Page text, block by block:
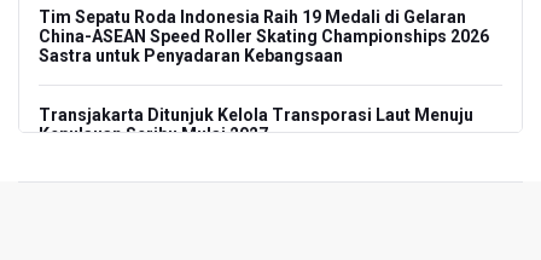
Tim Sepatu Roda Indonesia Raih 19 Medali di Gelaran
China-ASEAN Speed Roller Skating Championships 2026
Sastra untuk Penyadaran Kebangsaan
Transjakarta Ditunjuk Kelola Transporasi Laut Menuju
Kepulauan Seribu Mulai 2027